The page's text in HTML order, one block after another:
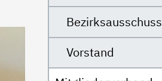
Bezirksausschuss
Vorstand